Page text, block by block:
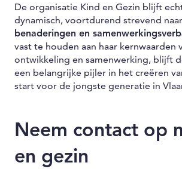
De organisatie Kind en Gezin blijft
dynamisch, voortdurend strevend naar
benaderingen en
vast te houden aan haar kernwaarden
ontwikkeling en samenwerking, blijft
een belangrijke pijler in het creëren
start voor de jongste generatie in
Neem contact op
en gezin